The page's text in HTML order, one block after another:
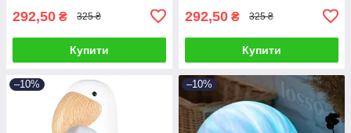
292,50 ₴ 325 ₴
Купити
292,50 ₴ 325 ₴
Купити
–10% –10%